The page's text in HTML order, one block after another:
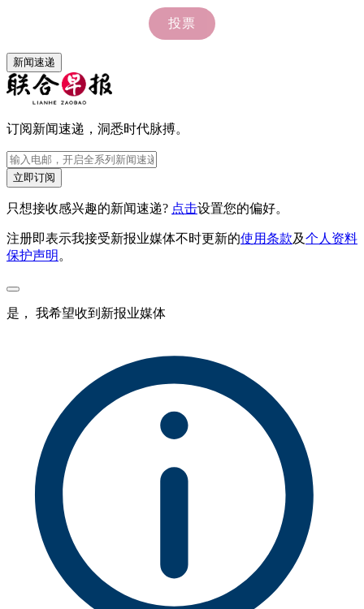
新闻速递
订阅新闻速递，洞悉时代脉搏。
立即订阅
只想接收感兴趣的新闻速递? 点击设置您的偏好。
注册即表示我接受新报业媒体不时更新的使用条款及个人资料
保护声明 。
是， 我希望收到新报业媒体